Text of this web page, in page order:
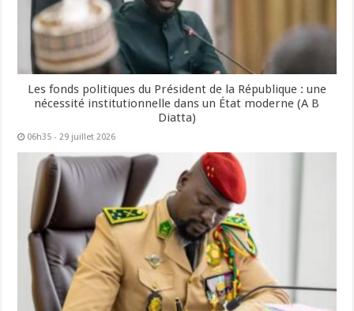
Les fonds politiques du Président de la République : une
nécessité institutionnelle dans un État moderne (A B
Diatta)
06h35 - 29 juillet 2026